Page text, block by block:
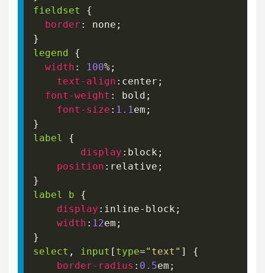
fieldset
{
border : none ;
}
legend
{
width : 100%;
text-align : center ;
font-weight : bold ;
font-size : 1.1 em ;
}
label
{
display : block ;
position : relative ;
}
label b
{
display : inline-block ;
width : 12em ;
}
select , input [ type="text" ]
{
border-radius : 0.5em ;